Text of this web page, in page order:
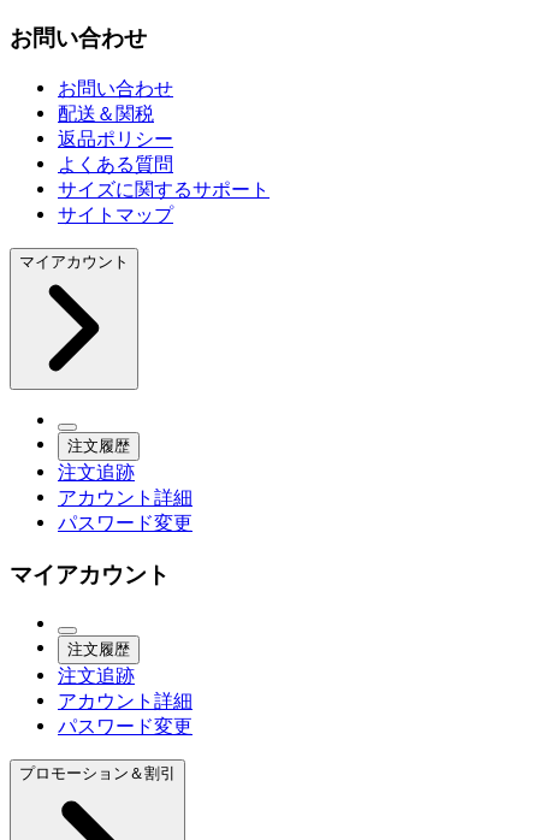
お問い合わせ
お問い合わせ
配送＆関税
返品ポリシー
よくある質問
サイズに関するサポート
サイトマップ
マイアカウント
注文履歴
注文追跡
アカウント詳細
パスワード変更
マイアカウント
注文履歴
注文追跡
アカウント詳細
パスワード変更
プロモーション＆割引